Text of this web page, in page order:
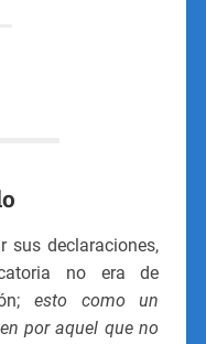
sus declaraciones,
no era de
esto como un
por aquel que no